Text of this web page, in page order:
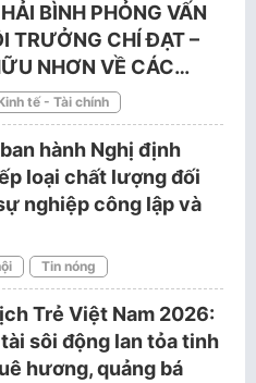
BÌNH PHỎNG VẤN
TRƯỞNG CHÍ ĐẠT –
NHƠN VỀ CÁC…
tế - Tài chính
hành Nghị định
loại chất lượng đối
nghiệp công lập và
Tin nóng
Trẻ Việt Nam 2026:
sôi động lan tỏa tinh
hương, quảng bá